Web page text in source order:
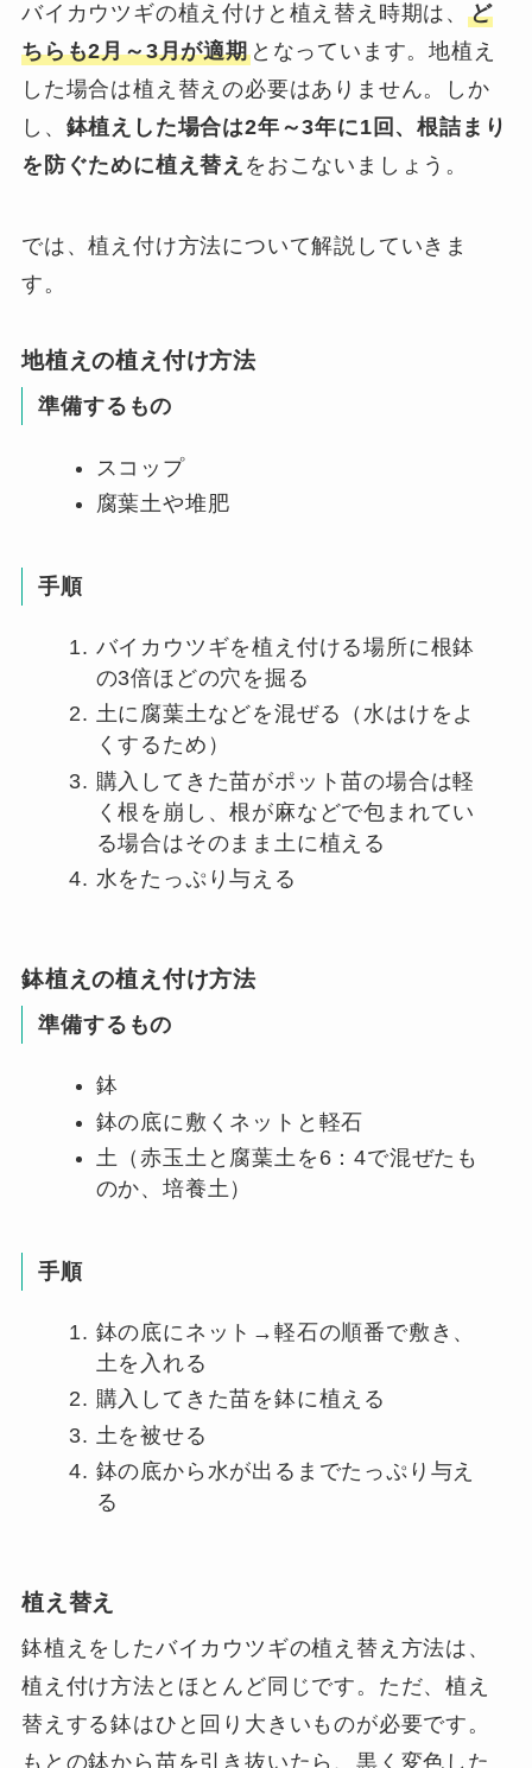
バイカウツギの植え付けと植え替え時期は、ど
ちらも2月～3月が適期となっています。地植え
した場合は植え替えの必要はありません。しか
し、 鉢植えした場合は2年～3年に1回、根詰まり
を防ぐために植え替え をおこないましょう。
では、植え付け方法について解説していきま
す。
地植えの植え付け方法
準備するもの
スコップ
腐葉土や堆肥
手順
バイカウツギを植え付ける場所に根鉢
の3倍ほどの穴を掘る
土に腐葉土などを混ぜる（水はけをよ
くするため）
購入してきた苗がポット苗の場合は軽
く根を崩し、根が麻などで包まれてい
る場合はそのまま土に植える
水をたっぷり与える
鉢植えの植え付け方法
準備するもの
鉢
鉢の底に敷くネットと軽石
土（赤玉土と腐葉土を6：4で混ぜたも
のか、培養土）
手順
鉢の底にネット→軽石の順番で敷き、
土を入れる
購入してきた苗を鉢に植える
土を被せる
鉢の底から水が出るまでたっぷり与え
る
植え替え
鉢植えをしたバイカウツギの植え替え方法は、
植え付け方法とほとんど同じです。ただ、植え
替えする鉢はひと回り大きいものが必要です。
もとの鉢から苗を引き抜いたら、黒く変色した